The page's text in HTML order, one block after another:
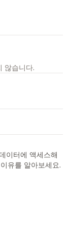
않습니다.
이터에 액세스해
유를 알아보세요.